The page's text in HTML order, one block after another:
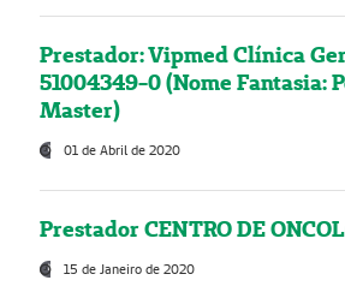
Prestador: Vipmed Clínica
51004349-0 (Nome Fantasia:
Master)
01 de Abril de 2020
Prestador CENTRO DE
15 de Janeiro de 2020